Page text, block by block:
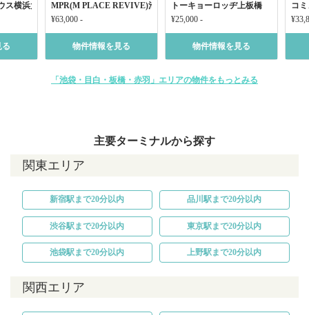
ス横浜大口松見町
る
MPR(M PLACE REVIVE)池袋三丁目
¥63,000 -
物件情報を見る
トーキョーロッヂ上板橋
¥25,000 -
物件情報を見る
コ
「池袋・目白・板橋・赤羽」エリアの物件をもっとみる
主要ターミナルから探す
関東エリア
新宿駅まで20分以内 品川駅まで20分以内
渋谷駅まで20分以内 東京駅まで20分以内
池袋駅まで20分以内 上野駅まで20分以内
関西エリア